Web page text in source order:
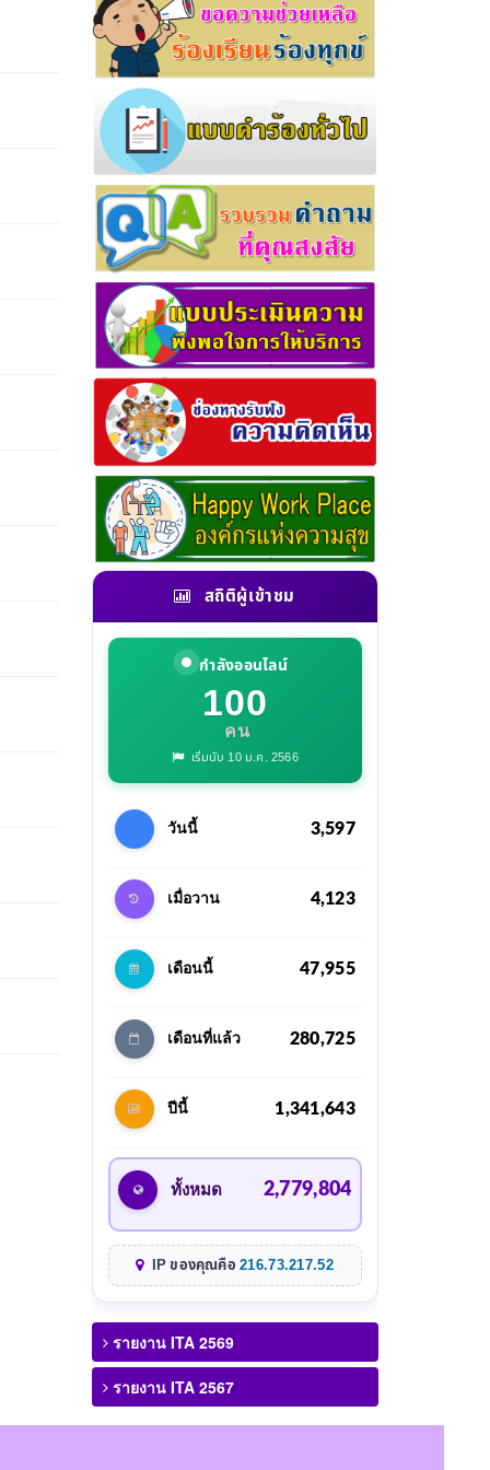
สถิติผู้เข้าชม
กำลังออนไลน์
100
คน
เริ่มนับ 10 ม.ค. 2566
วันนี้ 3,597
เมื่อวาน 4,123
เดือนนี้ 47,955
เดือนที่แล้ว 280,725
ปีนี้ 1,341,643
ทั้งหมด 2,779,804
IP ของคุณคือ216.73.217.52
รายงาน ITA 2569
รายงาน ITA 2567